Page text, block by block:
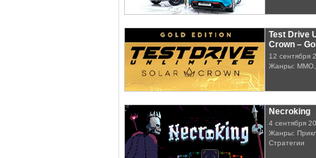
Test Drive
Crown –
12 сентября
Жанры:
Necroking
4 сентября
Жанры:
Стратегии